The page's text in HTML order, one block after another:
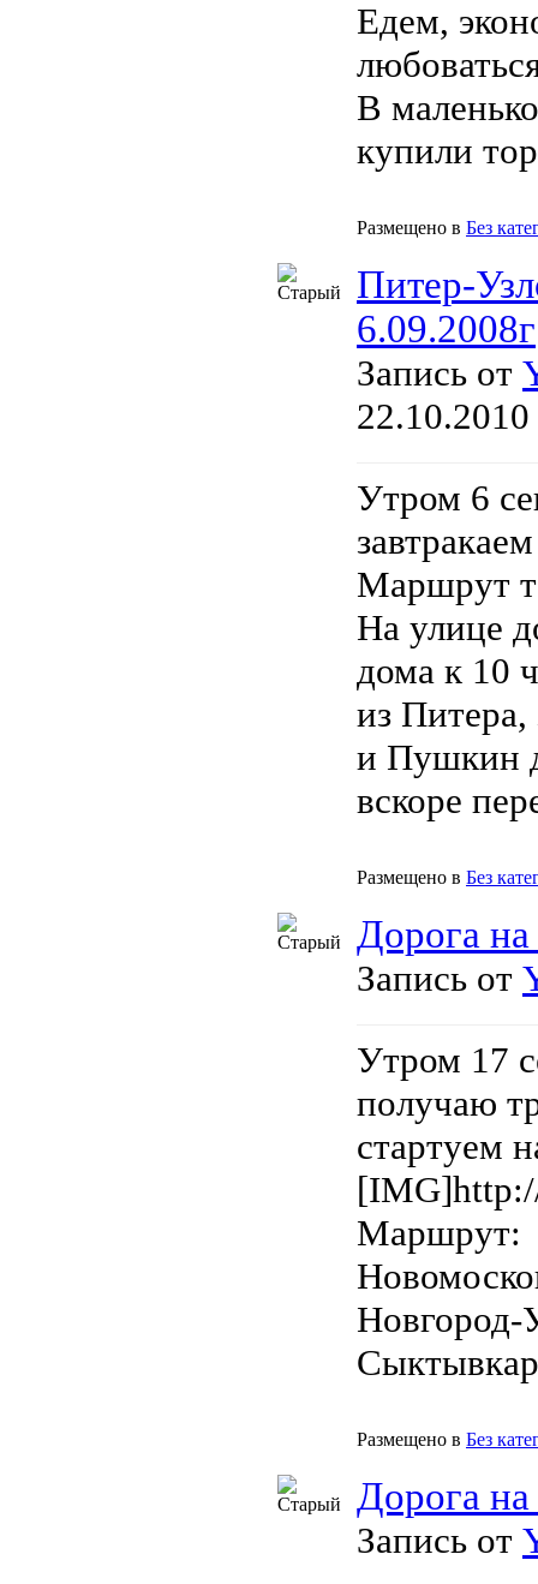
Едем,
В
купили
Размещено в Без
Питер-
6.09.2008г
Запись от
Утром 6
Маршрут
На улице
дома к 10
из Питера,
и Пушкин
вскоре
Размещено в Без
Дорога
Запись от
Утром 17
получаю
стартуем
Маршрут:
Размещено в Без
Дорога
Запись от